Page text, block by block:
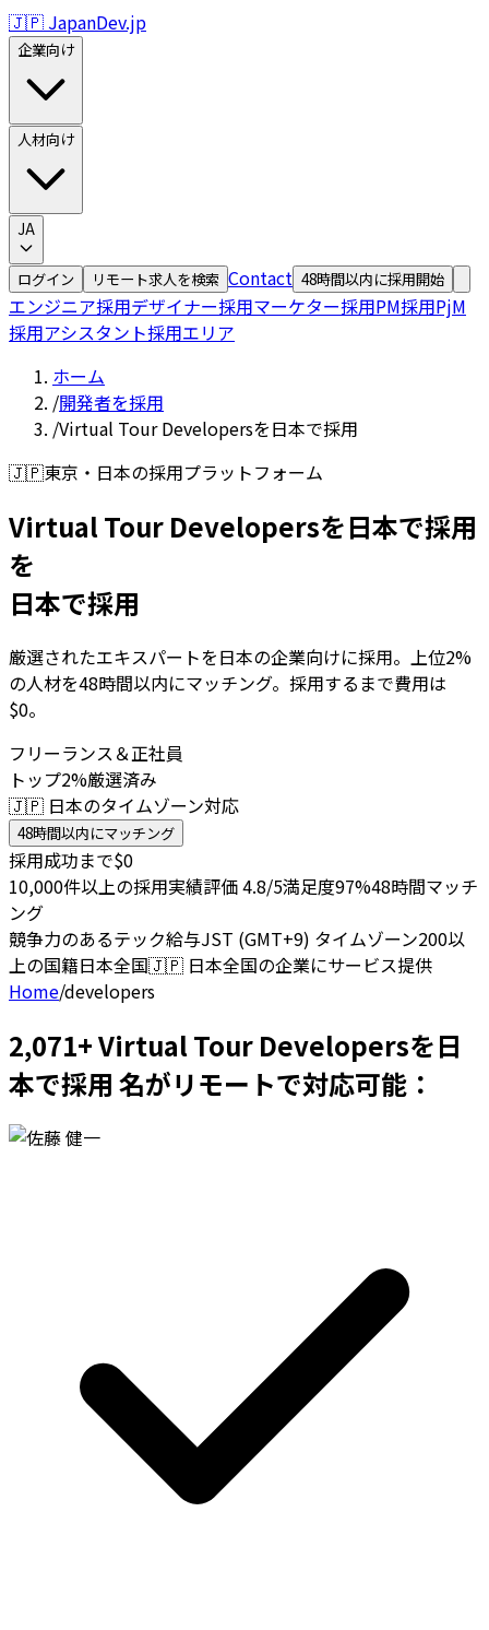
🇯🇵 JapanDev.jp
企業向け
人材向け
JA
ログイン リモート求人を検索 Contact 48時間以内に採用開始
エンジニア採用デザイナー採用マーケター採用PM採用PjM
採用アシスタント採用エリア
ホーム
/開発者を採用
/Virtual Tour Developersを日本で採用
🇯🇵東京・日本の採用プラットフォーム
Virtual Tour Developersを日本で採用
を
日本で採用
厳選されたエキスパートを日本の企業向けに採用。上位2%
の人材を48時間以内にマッチング。採用するまで費用は
$0。
フリーランス＆正社員
トップ2%厳選済み
🇯🇵 日本のタイムゾーン対応
48時間以内にマッチング
採用成功まで$0
10,000件以上の採用実績評価 4.8/5満足度97%48時間マッチ
ング
競争力のあるテック給与JST (GMT+9) タイムゾーン200以
上の国籍日本全国🇯🇵 日本全国の企業にサービス提供
Home/developers
2,071+ Virtual Tour Developersを日
本で採用 名がリモートで対応可能：